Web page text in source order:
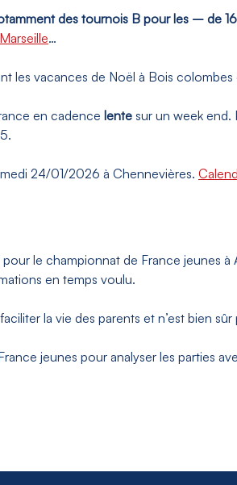
des tournois B pour les – de
Marseille…
les vacances de Noël à Bois
en cadence lente sur un week end.
24/01/2026 à Chennevières.
le championnat de France jeunes
en temps voulu.
la vie des parents et n’est bien sûr
jeunes pour analyser les parties